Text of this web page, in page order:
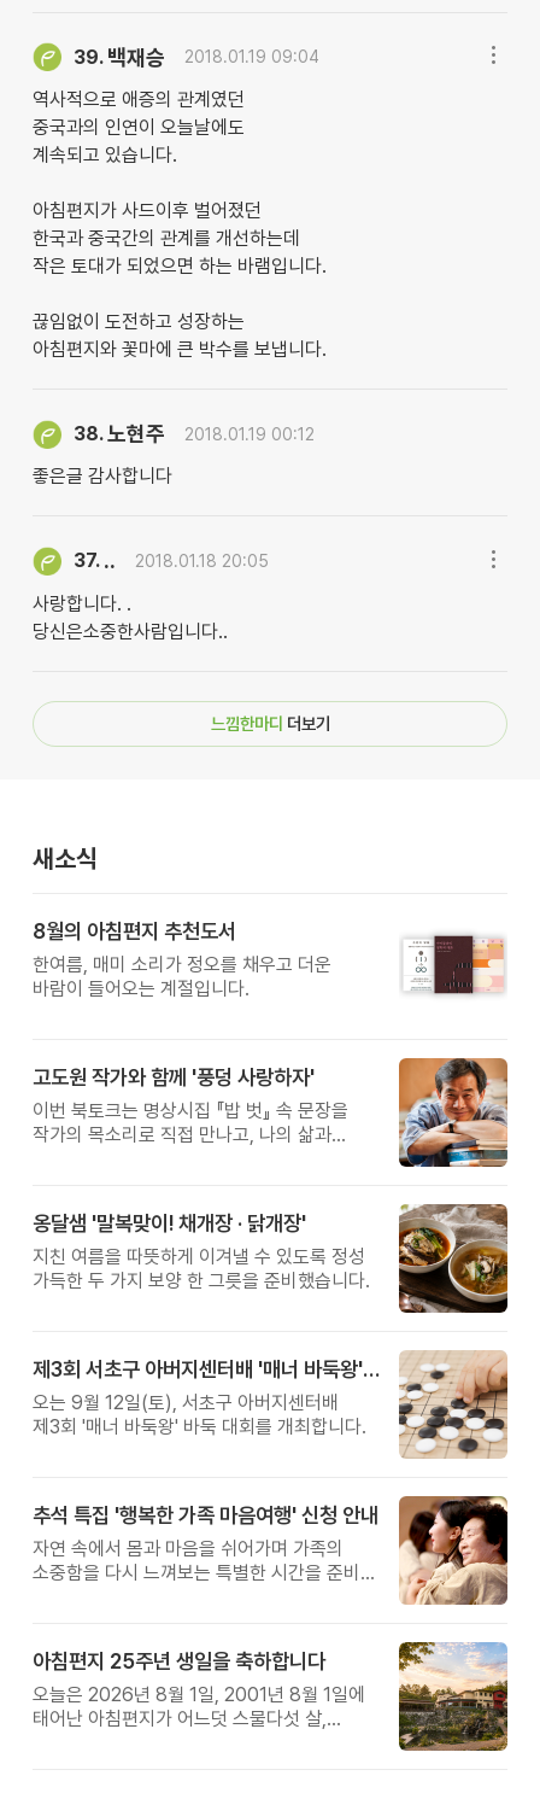
39. 백재승 2018.01.19 09:04
역사적으로 애증의 관계였던
중국과의 인연이 오늘날에도
계속되고 있습니다.
아침편지가 사드이후 벌어졌던
한국과 중국간의 관계를 개선하는데
작은 토대가 되었으면 하는 바램입니다.
끊임없이 도전하고 성장하는
아침편지와 꽃마에 큰 박수를 보냅니다.
38.노현주 2018.01.19 00:12
좋은글 감사합니다
37. .. 2018.01.18 20:05
사랑합니다. .
당신은소중한사람입니다..
느낌한마디 더보기
새소식
8월의 아침편지 추천도서
한여름, 매미 소리가 정오를 채우고 더운
바람이 들어오는 계절입니다.
고도원 작가와 함께 '풍덩 사랑하자'
이번 북토크는 명상시집 『밥 벗』 속 문장을
작가의 목소리로 직접 만나고, 나의 삶과
옹달샘 '말복맞이! 채개장 · 닭개장'
지친 여름을 따뜻하게 이겨낼 수 있도록 정성
가득한 두 가지 보양 한 그릇을 준비했습니다.
제3회 서초구 아버지센터배 '매너 바둑왕' 대회
오는 9월 12일(토), 서초구 아버지센터배
제3회 '매너 바둑왕' 바둑 대회를 개최합니다.
추석 특집 '행복한 가족 마음여행' 신청 안내
자연 속에서 몸과 마음을 쉬어가며 가족의
소중함을 다시 느껴보는 특별한 시간을 준비해
아침편지 25주년 생일을 축하합니다
오늘은 2026년 8월 1일, 2001년 8월 1일에
태어난 아침편지가 어느덧 스물다섯 살,